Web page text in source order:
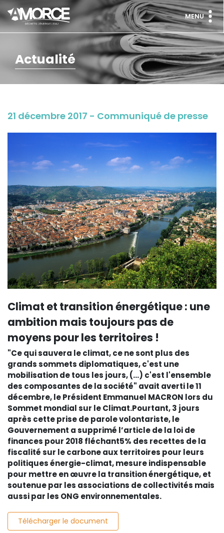
MENU
Actualité
21 décembre 2017 - Communiqué de presse
Climat et transition énergétique : une
ambition mais toujours pas de
moyens pour les territoires !
"Ce qui sauvera le climat, ce ne sont plus des
grands sommets diplomatiques, c'est une
mobilisation de tous les jours, (...) c'est l'ensemble
des composantes de la société" avait averti le 11
décembre, le Président Emmanuel MACRON lors du
Sommet mondial sur le Climat.Pourtant, 3 jours
après cette prise de parole volontariste, le
Gouvernement a supprimé l’article de la loi de
finances pour 2018 fléchant5% des recettes de la
fiscalité sur le carbone aux territoires pour leurs
politiques énergie-climat, mesure indispensable
pour mettre en œuvre la transition énergétique, et
soutenue par les associations de collectivités mais
aussi par les ONG environnementales.
Télécharger le document